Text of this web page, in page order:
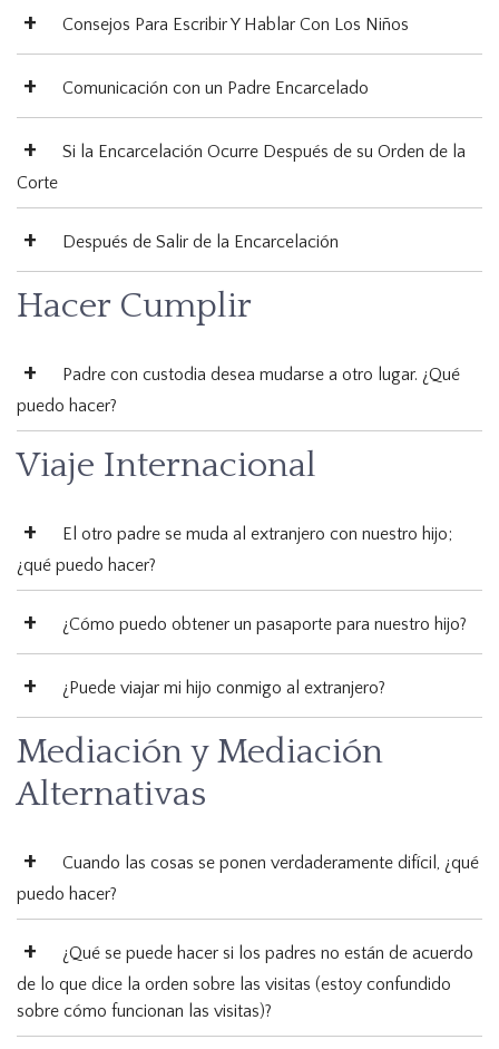
Consejos Para Escribir Y Hablar Con Los Niños
Comunicación con un Padre Encarcelado
Si la Encarcelación Ocurre Después de su Orden de la
Corte
Después de Salir de la Encarcelación
Hacer Cumplir
Padre con custodia desea mudarse a otro lugar. ¿Qué
puedo hacer?
Viaje Internacional
El otro padre se muda al extranjero con nuestro hijo;
¿qué puedo hacer?
¿Cómo puedo obtener un pasaporte para nuestro hijo?
¿Puede viajar mi hijo conmigo al extranjero?
Mediación y Mediación
Alternativas
Cuando las cosas se ponen verdaderamente difícil, ¿qué
puedo hacer?
¿Qué se puede hacer si los padres no están de acuerdo
de lo que dice la orden sobre las visitas (estoy confundido
sobre cómo funcionan las visitas)?